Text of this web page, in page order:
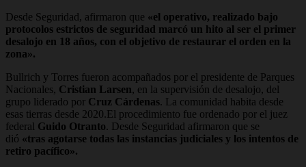
Desde Seguridad, afirmaron que «el operativo, realizado bajo
protocolos estrictos de seguridad marcó un hito al ser el primer
desalojo en 18 años, con el objetivo de restaurar el orden en la
zona».
Bullrich y Torres fueron acompañados por el presidente de Parques
Nacionales, Cristian Larsen, en la supervisión de desalojo, del
grupo liderado por Cruz Cárdenas. La comunidad habita desde
esas tierras desde 2020.El procedimiento fue ordenado por el juez
federal Guido Otranto. Desde Seguridad afirmaron que se
dió «tras agotarse todas las instancias judiciales y los intentos de
retiro pacífico».